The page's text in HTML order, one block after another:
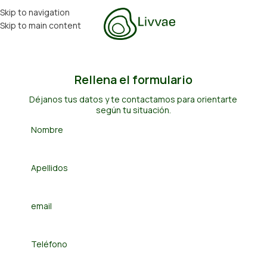
Skip to navigation
Skip to main content
Rellena el formulario
Déjanos tus datos y te contactamos para orientarte
según tu situación.